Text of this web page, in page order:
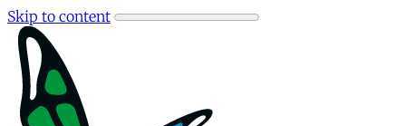
Skip to content